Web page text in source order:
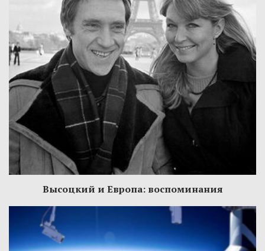
Высоцкий и Европа: воспоминания